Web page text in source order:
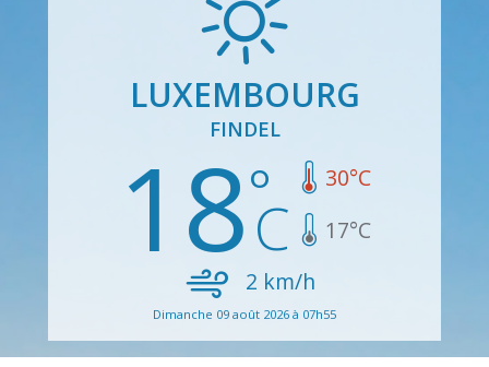
LUXEMBOURG
FINDEL
18 30°C
17°C
2 km/h
Dimanche 09 août 2026 à 07h55